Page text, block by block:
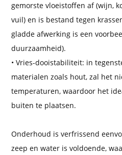
gemorste vloeistoffen af ​​(wijn,
vuil) en is bestand tegen
gladde afwerking is een
duurzaamheid).
• Vries-dooistabiliteit: in
materialen zoals hout, zal het
temperaturen, waardoor het
buiten te plaatsen.
Onderhoud is verfrissend
zeep en water is voldoende,